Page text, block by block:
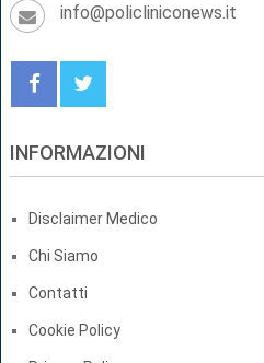
info@policliniconews.it
INFORMAZIONI
Disclaimer Medico
Chi Siamo
Contatti
Cookie Policy